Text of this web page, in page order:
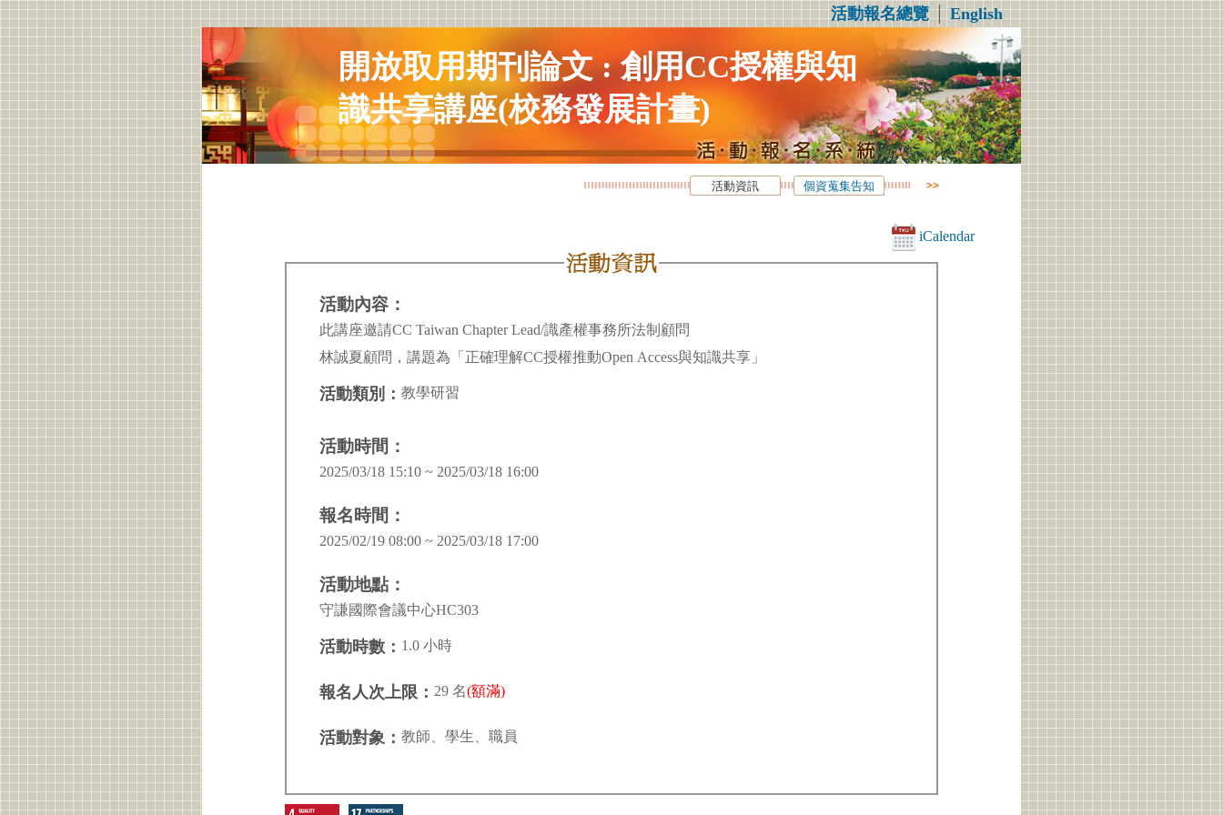
活動報名總覽│English
開放取用期刊論文 : 創用CC授權與知
識共享講座(校務發展計畫)
活動資訊 個資蒐集告知
iCalendar
活動內容：
此講座邀請CC Taiwan Chapter Lead/識產權事務所法制顧問
林誠夏顧問，講題為「正確理解CC授權推動Open Access與知識共享」
活動類別： 教學研習
活動時間：
2025/03/18 15:10 ~ 2025/03/18 16:00
報名時間：
2025/02/19 08:00 ~ 2025/03/18 17:00
活動地點：
守謙國際會議中心HC303
活動時數： 1.0 小時
報名人次上限： 29 名(額滿)
活動對象： 教師、學生、職員